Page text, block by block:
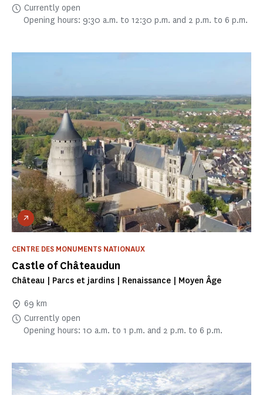
Currently open
Opening hours: 9:30 a.m. to 12:30 p.m. and 2 p.m. to 6 p.m.
Castle of Châteaudun
CENTRE DES MONUMENTS NATIONAUX
Château | Parcs et jardins | Renaissance | Moyen Âge
69 km
Currently open
Opening hours: 10 a.m. to 1 p.m. and 2 p.m. to 6 p.m.